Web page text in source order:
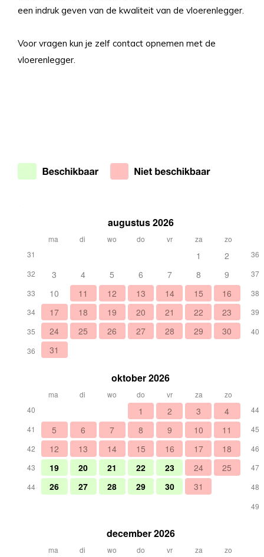
een indruk geven van de kwaliteit van de vloerenlegger.
Voor vragen kun je zelf contact opnemen met de
vloerenlegger.